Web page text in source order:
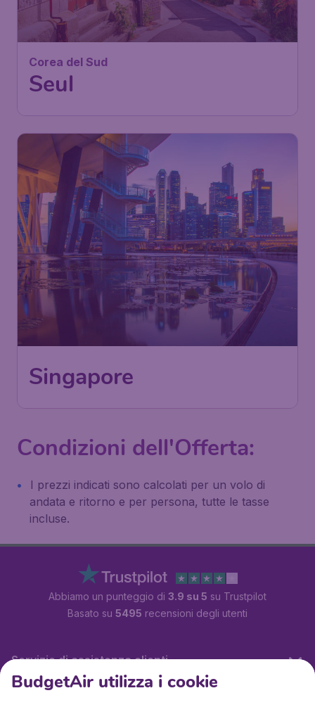
Corea del Sud
Seul
Singapore
Condizioni dell'Offerta:
I prezzi indicati sono calcolati per un volo di
andata e ritorno e per persona, tutte le tasse
incluse.
Abbiamo un punteggio di 3.9 su 5 su Trustpilot
Basato su 5495 recensioni degli utenti
Servizio di assistenza clienti
BudgetAir utilizza i cookie